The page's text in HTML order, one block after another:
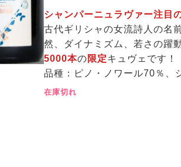
シャンパーニュラヴァー注目
古代ギリシャの女流詩人の名
然、ダイナミズム、若さの躍
5000本の限定キュヴェです！
品種：ピノ・ノワール70％
在庫切れ